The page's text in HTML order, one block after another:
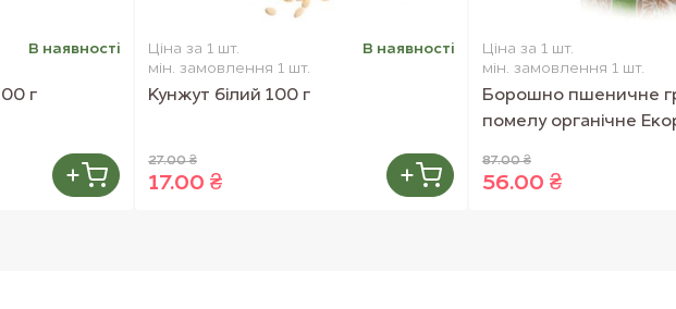
В наявностi
г
Ціна за 1 шт.
мін. замовлення 1 шт.
В наявностi
Кунжут білий 100 г
27.00 ₴
17.00 ₴
Ціна за 1 шт.
мін. замовлення 1 шт.
Борошно пшеничне
помелу органічне
87.00 ₴
56.00 ₴